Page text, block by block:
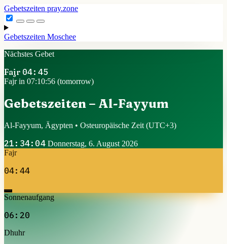
Gebetszeiten pray.zone
Gebetszeiten Moschee
Nächstes Gebet
Fajr 04:45
Fajr in 07:10:55 (tomorrow)
Gebetszeiten – Al-Fayyum
Al-Fayyum, Ägypten • Osteuropäische Zeit (UTC+3)
21:34:05 Donnerstag, 6. August 2026
Fajr
04:44
Sonnenaufgang
06:20
Dhuhr